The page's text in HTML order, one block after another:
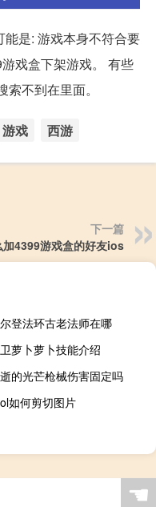
是: 游戏本身不符合要
戏盒下架游戏。 有些
不到在里面。
游戏 西游
下一篇
加4399游戏盒的好友ios
登法环古老法师在哪
萝卜萝卜技能介绍
的光芒枪械伤害固定吗
如何剪切图片
☚